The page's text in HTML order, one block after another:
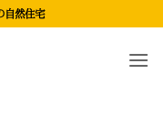
自然住宅